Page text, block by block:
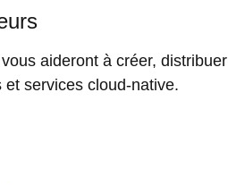
aideront à créer, distribuer
services cloud-native.